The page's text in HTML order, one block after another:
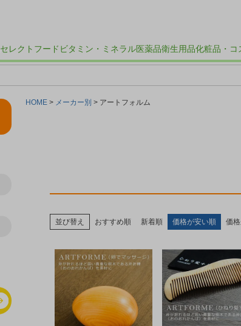
セレクトフード ビタミン・ミネラル医薬品衛生用品化粧品・コ
HOME メーカー別 アートフォルム
並び替え おすすめ順 新着順 価格が安い順 価